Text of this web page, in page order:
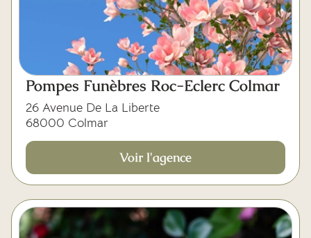
Pompes Funèbres Roc-Eclerc Colmar
26 Avenue De La Liberte
68000 Colmar
Voir l'agence